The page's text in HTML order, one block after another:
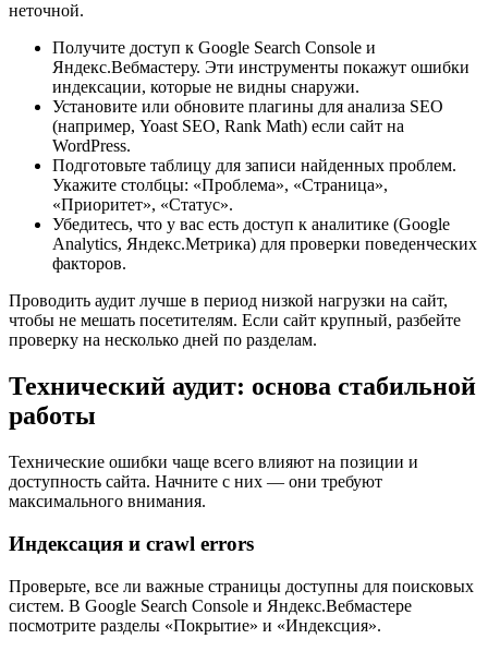
неточной.
Получите доступ к Google Search Console и
Яндекс.Вебмастеру. Эти инструменты покажут ошибки
индексации, которые не видны снаружи.
Установите или обновите плагины для анализа SEO
(например, Yoast SEO, Rank Math) если сайт на
WordPress.
Подготовьте таблицу для записи найденных проблем.
Укажите столбцы: «Проблема», «Страница»,
«Приоритет», «Статус».
Убедитесь, что у вас есть доступ к аналитике (Google
Analytics, Яндекс.Метрика) для проверки поведенческих
факторов.
Проводить аудит лучше в период низкой нагрузки на сайт,
чтобы не мешать посетителям. Если сайт крупный, разбейте
проверку на несколько дней по разделам.
Технический аудит: основа стабильной
работы
Технические ошибки чаще всего влияют на позиции и
доступность сайта. Начните с них — они требуют
максимального внимания.
Индексация и crawl errors
Проверьте, все ли важные страницы доступны для поисковых
систем. В Google Search Console и Яндекс.Вебмастере
посмотрите разделы «Покрытие» и «Индексция».